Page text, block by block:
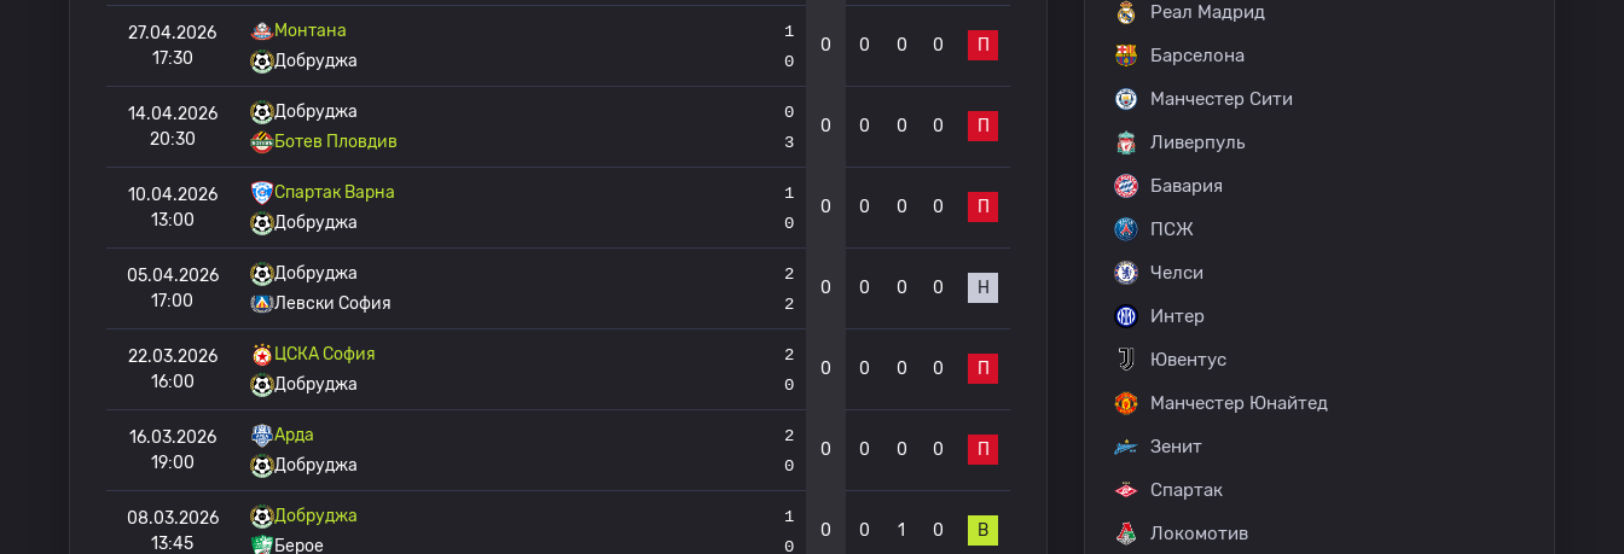
27.04.2026
17:30
Монтана
Добруджа
1
0
0 0 0 0 П
14.04.2026
20:30
Добруджа
Ботев Пловдив
0
3
0 0 0 0 П
10.04.2026
13:00
Спартак Варна
Добруджа
1
0
0 0 0 0 П
05.04.2026
17:00
Добруджа
Левски София
2
2
0 0 0 0 Н
22.03.2026
16:00
ЦСКА София
Добруджа
2
0
0 0 0 0 П
16.03.2026
19:00
Арда
Добруджа
2
0
0 0 0 0 П
08.03.2026
13:45
Добруджа
Берое
1
0
0 0 1 0 В
Реал Мадрид
Барселона
Манчестер Сити
Ливерпуль
Бавария
ПСЖ
Челси
Интер
Ювентус
Манчестер Юнайтед
Зенит
Спартак
Локомотив